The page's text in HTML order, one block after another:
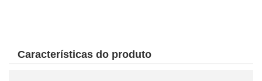
Características do produto